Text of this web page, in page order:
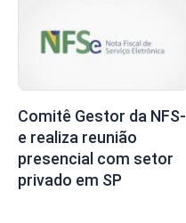
Comitê Gestor da NFS-
e realiza reunião
presencial com setor
privado em SP